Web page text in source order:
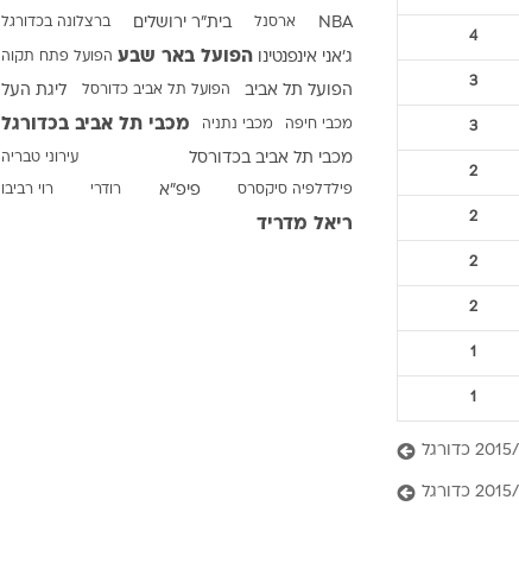
ענפים נוספים
לוח שידורים
החידה של ספורט1
ארכיון מדורים מחוץ לקווים
4
3
3
2
2
2
2
1
1
NBA ארסנל בית"ר ירושלים ברצלונה בכדורגל
ג'אני אינפנטינו הפועל באר שבע הפועל פתח תקוה
הפועל תל אביב הפועל תל אביב כדורסל ליגת העל
מכבי חיפה מכבי נתניה מכבי תל אביב בכדורגל
מכבי תל אביב בכדורסל עירוני טבריה
פילדלפיה סיקסרס פיפ"א רודרי רוי רביבו
ריאל מדריד